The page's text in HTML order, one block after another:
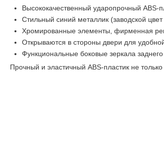
Высококачественный ударопрочный ABS-
Стильный синий металлик (заводской
Хромированные элементы, фирменная
Открываются в стороны двери для
Функциональные боковые зеркала
Прочный и эластичный ABS-пластик не